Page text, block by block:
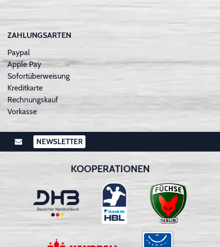
ZAHLUNGSARTEN
Paypal
Apple Pay
Sofortüberweisung
Kreditkarte
Rechnungskauf
Vorkasse
NEWSLETTER
KOOPERATIONEN